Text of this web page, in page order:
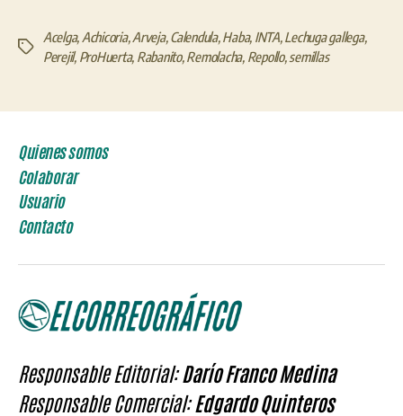
Etiquetas
Acelga, Achicoria,Arveja,Calendula,Haba, INTA,Lechuga gallega,
Perejil, ProHuerta, Rabanito,Remolacha, Repollo,semillas
Quienes somos
Colaborar
Usuario
Contacto
Responsable Editorial:Darío Franco Medina
Responsable Comercial:Edgardo Quinteros